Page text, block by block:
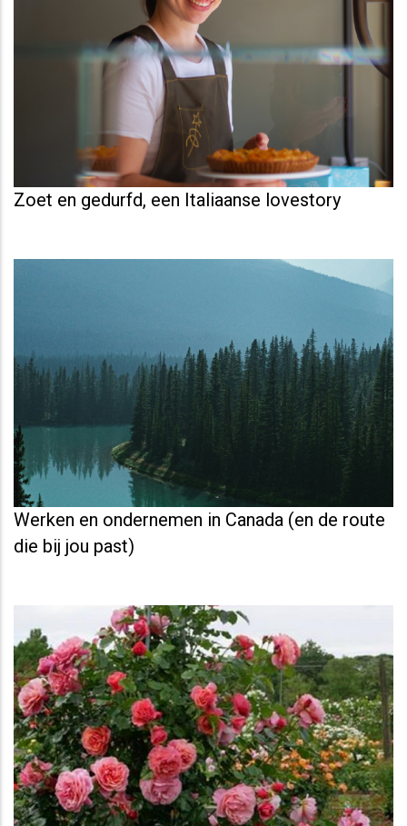
Zoet en gedurfd, een Italiaanse lovestory
Werken en ondernemen in Canada (en de route
die bij jou past)